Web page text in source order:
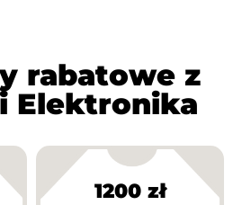
rabatowe z
Elektronika
1200 zł